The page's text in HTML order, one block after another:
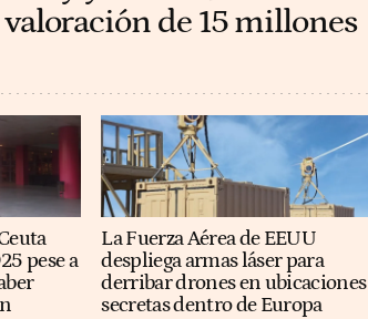
de 15 millones
pese a
La Fuerza Aérea de EEUU
despliega armas láser para
derribar drones en ubicaciones
secretas dentro de Europa